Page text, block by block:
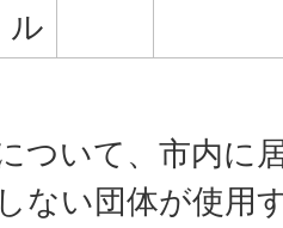
ル
ついて、市内に
ない団体が使用